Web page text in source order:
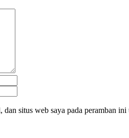
dan situs web saya pada peramban